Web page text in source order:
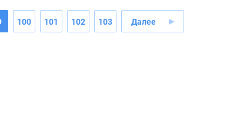
100 101 102 103 Далее